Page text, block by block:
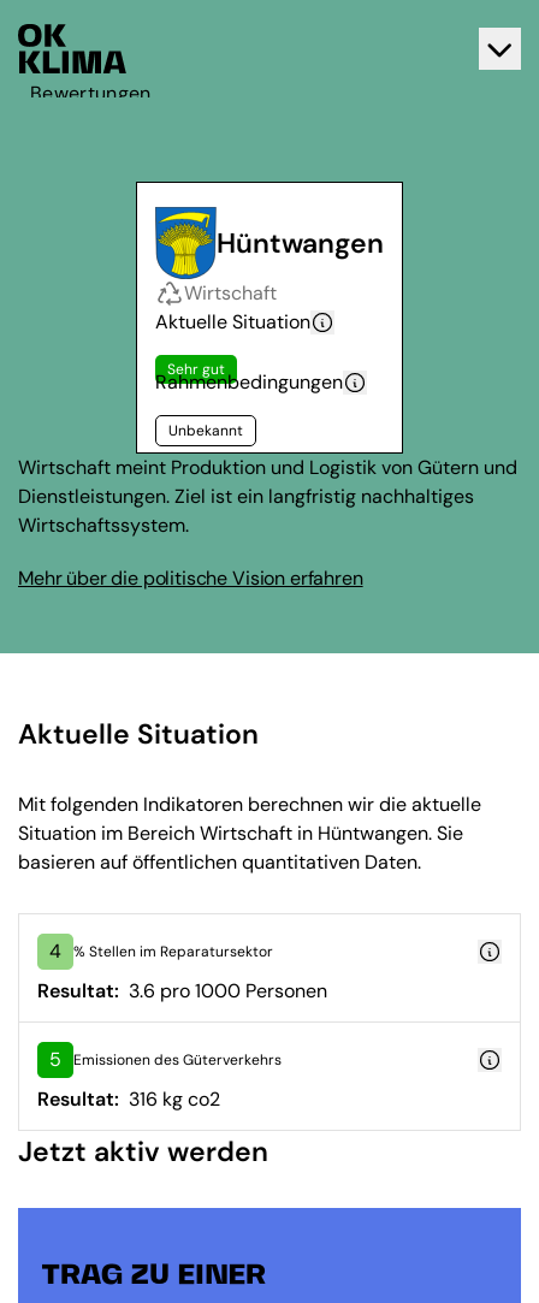
Bewertungen
Hüntwangen
Wirtschaft
Aktuelle Situation
Sehr gut
Rahmenbedingungen
Unbekannt
Wirtschaft meint Produktion und Logistik von Gütern und
Dienstleistungen. Ziel ist ein langfristig nachhaltiges
Wirtschaftssystem.
Mehr über die politische Vision erfahren
Aktuelle Situation
Mit folgenden Indikatoren berechnen wir die aktuelle
Situation im Bereich Wirtschaft in Hüntwangen. Sie
basieren auf öffentlichen quantitativen Daten.
4 % Stellen im Reparatursektor
Resultat: 3.6 pro 1000 Personen
5 Emissionen des Güterverkehrs
Resultat: 316 kg co2
Jetzt aktiv werden
TRAG ZU EINER